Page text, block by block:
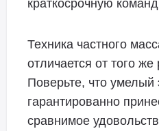
краткосрочную
Техника частного
отличается от того
Поверьте, что умелый
гарантированно
сравнимое